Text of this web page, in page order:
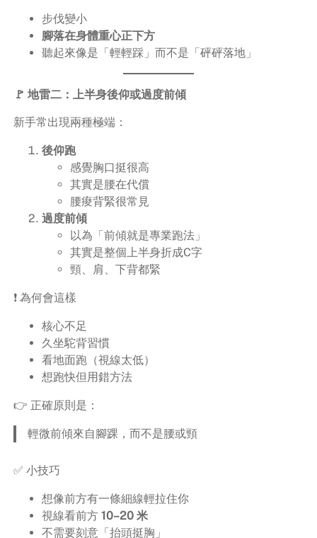
步伐變小
腳落在身體重心正下方
聽起來像是「輕輕踩」而不是「砰砰落地」
🚩 地雷二：上半身後仰或過度前傾
新手常出現兩種極端：
後仰跑
感覺胸口挺很高
其實是腰在代償
腰痠背緊很常見
過度前傾
以為「前傾就是專業跑法」
其實是整個上半身折成C字
頸、肩、下背都緊
❗ 為何會這樣
核心不足
久坐駝背習慣
看地面跑（視線太低）
想跑快但用錯方法
👉 正確原則是：
輕微前傾來自腳踝，而不是腰或頸
✅ 小技巧
想像前方有一條細線輕拉住你
視線看前方 10–20 米
不需要刻意「抬頭挺胸」